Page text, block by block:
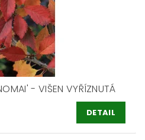
- VIŠEN VYŘÍZNUTÁ
DETAIL